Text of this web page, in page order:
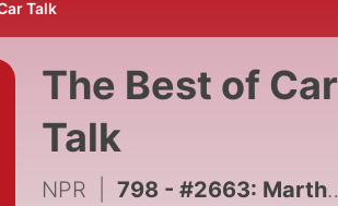
Talk
The Best of Car
Talk
NPR 798 - #2663: Martha, Martha, Martha!